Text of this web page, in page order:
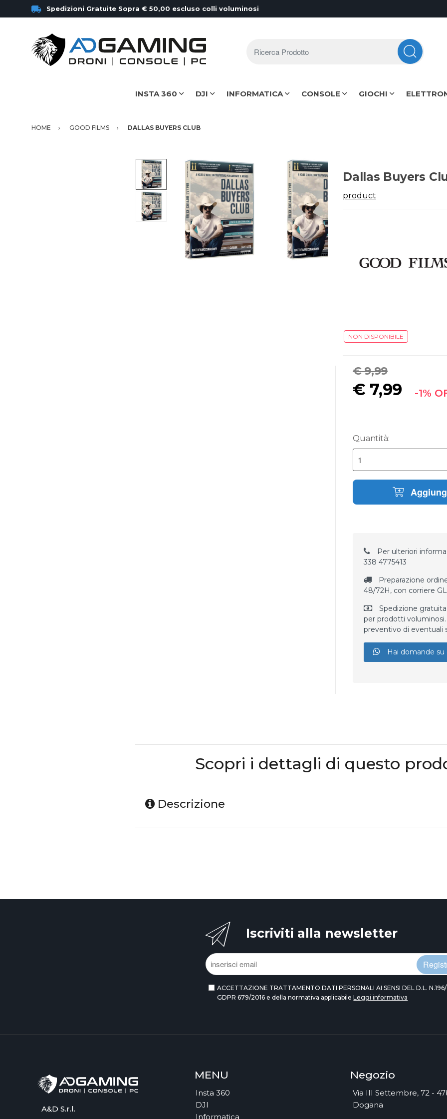
Spedizioni Gratuite Sopra € 50,00 escluso colli voluminosi
INSTA 360 DJI INFORMATICA CONSOLE GIOCHI
HOME GOOD FILMS DALLAS BUYERS CLUB
Dallas Buyers
product
NON DISPONIBILE
€ 9,99
€ 7,99 -1%
Quantità:
Per ulteriori
338 4775413
Preparazione
48/72H, con corriere
Spedizione
per prodotti
preventivo di eventuali
Hai domande
Scopri i dettagli di questo
Descrizione
Iscriviti alla newsletter
ACCETTAZIONE TRATTAMENTO DATI PERSONALI AI SENSI DEL D.L.
GDPR 679/2016 e della normativa applicabileLeggi informativa
A&D S.r.l.
MENU
Insta 360
DJI
Informatica
Negozio
Via III Settembre, 72 -
Dogana